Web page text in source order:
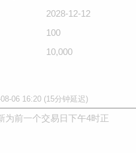
2028-12-12
100
10,000
06 16:20 (15分钟延迟)
为前一个交易日下午4时正